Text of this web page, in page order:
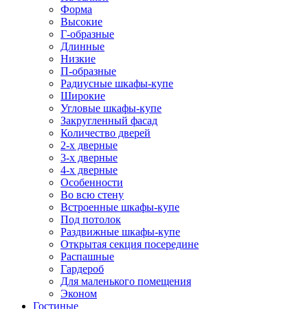
Форма
Высокие
Г-образные
Длинные
Низкие
П-образные
Радиусные шкафы-купе
Широкие
Угловые шкафы-купе
Закругленный фасад
Количество дверей
2-х дверные
3-х дверные
4-х дверные
Особенности
Во всю стену
Встроенные шкафы-купе
Под потолок
Раздвижные шкафы-купе
Открытая секция посередине
Распашные
Гардероб
Для маленького помещения
Эконом
Гостиные